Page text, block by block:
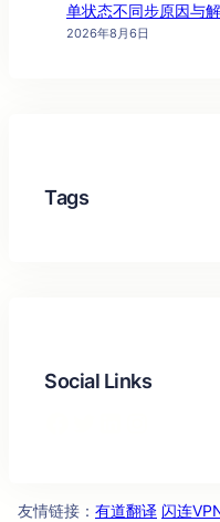
单状态不同步原因与
2026年8月6日
Tags
Social Links
友情链接 ： 有道翻译 闪连